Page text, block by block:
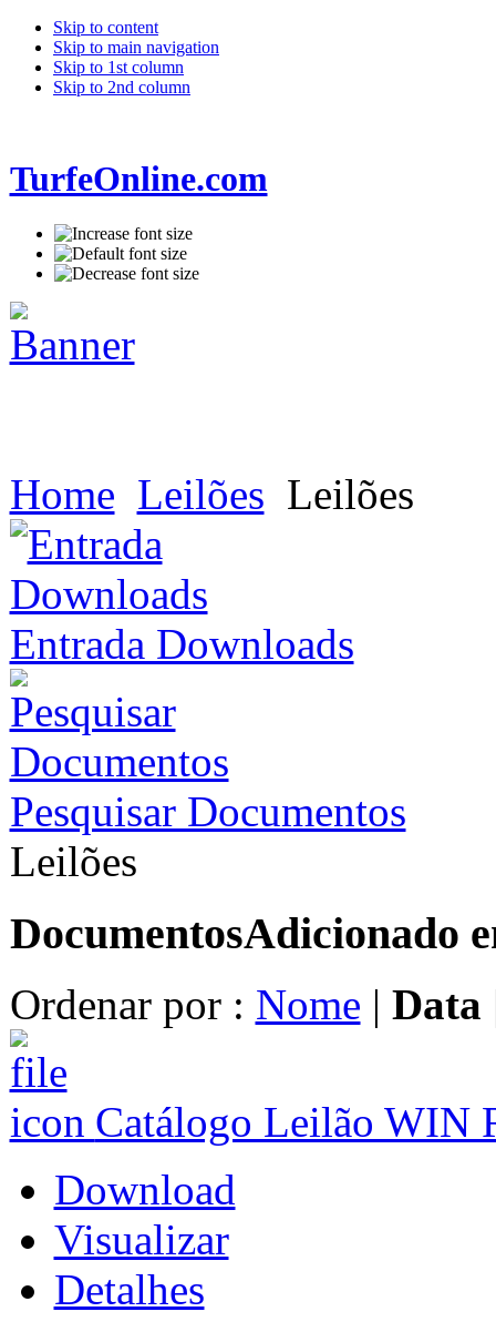
Skip to content
Skip to main navigation
Skip to 1st column
Skip to 2nd column
TurfeOnline.com
Home Leilões Leilões
Entrada Downloads
Pesquisar Documentos
Leilões
DocumentosAdicionado
Ordenar por : Nome | Data
Catálogo Leilão WIN
Download
Visualizar
Detalhes